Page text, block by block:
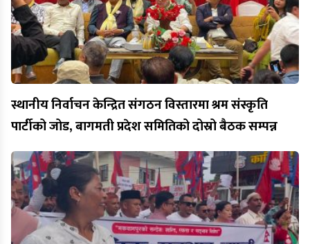
स्थानीय निर्वाचन केन्द्रित संगठन विस्तारमा श्रम संस्कृति
पार्टीको जोड, बागमती प्रदेश समितिको दोस्रो बैठक सम्पन्न